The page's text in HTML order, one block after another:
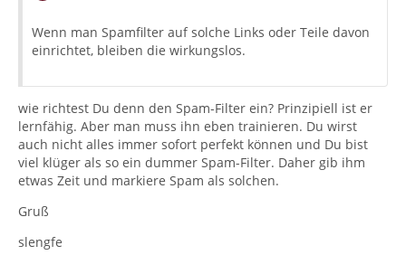
Wenn man Spamfilter auf solche Links oder Teile davon
einrichtet, bleiben die wirkungslos.
wie richtest Du denn den Spam-Filter ein? Prinzipiell ist er
lernfähig. Aber man muss ihn eben trainieren. Du wirst
auch nicht alles immer sofort perfekt können und Du bist
viel klüger als so ein dummer Spam-Filter. Daher gib ihm
etwas Zeit und markiere Spam als solchen.
Gruß
slengfe